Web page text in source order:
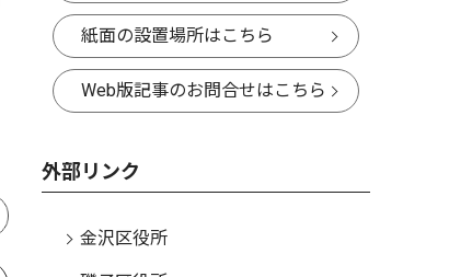
金沢区・磯子区 2026.08.06
六浦で通学見守る90歳 無事
夏祭り
紙面の設置場所はこちら
Web版記事のお問合せはこちら
外部リンク
金沢区役所